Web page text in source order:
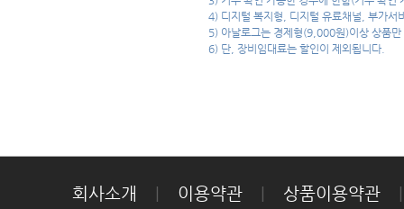
4) 디지털 복지형, 디지털 유료채널, 부가서
5) 아날로그는 경제형(9,000원)이상 상품만
6) 단, 장비임대료는 할인이 제외됩니다.
회사소개 이용약관 상품이용약관